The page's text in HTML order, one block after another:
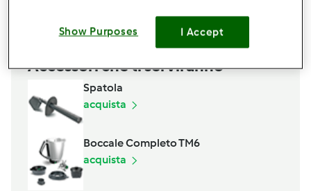
Accessori che ti serviranno
Spatola
acquista
Boccale Completo TM6
acquista
Show Purposes I Accept